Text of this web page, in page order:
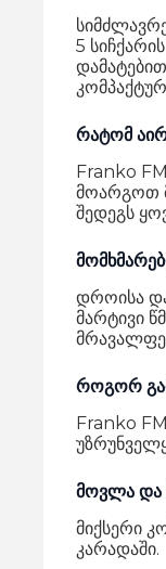
5
რატომ
Franko
მოარგოთ
შედეგს
დროისა
მარტივი
როგორ
Franko
მოვლა და
მიქსერი
კარადაში.